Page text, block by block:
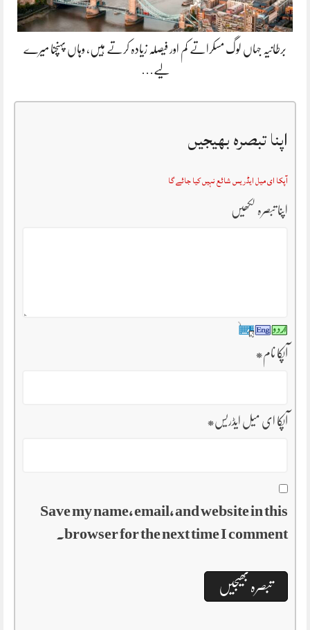
برطانیہ جہاں لوگ مسکراتے کم اور فیصلہ زیادہ کرتے ہیں، وہاں پہنچنا میرے
لیے…
اپنا تبصرہ بھیجیں
آپکا ای میل ایڈریس شائع نہیں کیا جائے گا
اپنا تبصرہ لکھیں
آپکا نام*
آپکا ای میل ایڈریس*
Save my name, email, and website in this
browser for the next time I comment.